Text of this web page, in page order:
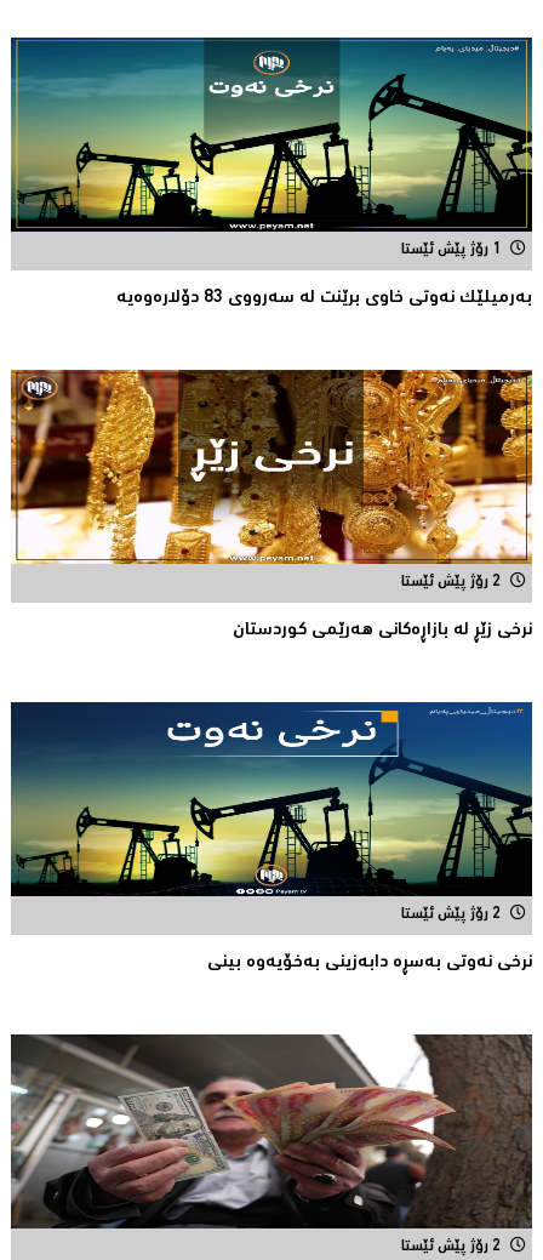
1 رۆژ پێش ئێستا
بەرمیلێک نەوتى خاوى برێنت لە سەرووى 83 دۆلارەوەیە
2 رۆژ پێش ئێستا
نرخی زێڕ له‌ بازاڕه‌كانی هه‌رێمی كوردستان
2 رۆژ پێش ئێستا
نرخی نه‌وتی به‌سڕه‌ دابه‌زینی به‌خۆیه‌وه‌ بینی
2 رۆژ پێش ئێستا